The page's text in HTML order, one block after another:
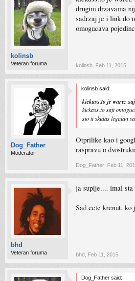
kolinsb
Veteran foruma
drugim drzavama
sadrzaj je i link do
omogucava
kolinsb Feb 11, 2015
Dog_Father
Moderator
kolinsb said:
kickass.to je warez
kickass.to sajt
sto ti skidas legalan
Otprilike kao i
raspravu o
Dog_Father Feb 11,
bhd
Veteran foruma
ja suplje.... imal sta
Sad cete krenut, ko
bhd Feb 11, 2015
Dog_Father said: